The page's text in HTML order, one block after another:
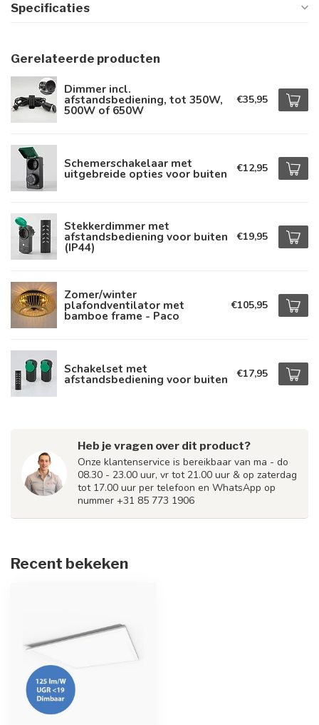
Specificaties
Gerelateerde producten
Dimmer incl.
afstandsbediening, tot 350W,
500W of 650W
€35,95
Schemerschakelaar met
uitgebreide opties voor buiten €12,95
Stekkerdimmer met
afstandsbediening voor buiten
(IP44)
€19,95
Zomer/winter
plafondventilator met
bamboe frame - Paco
€105,95
Schakelset met
afstandsbediening voor buiten €17,95
Heb je vragen over dit product?
Onze klantenservice is bereikbaar van ma - do
08.30 - 23.00 uur, vr tot 21.00 uur & op zaterdag
tot 17.00 uur per telefoon en WhatsApp op
nummer +31 85 773 1906
Recent bekeken